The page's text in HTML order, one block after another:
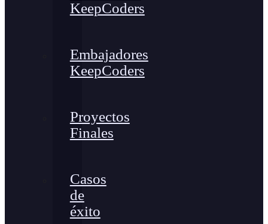
KeepCoders
Embajadores
KeepCoders
Proyectos
Finales
Casos
de
éxito